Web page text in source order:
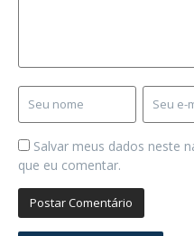
Salvar meus dados neste
que eu comentar.